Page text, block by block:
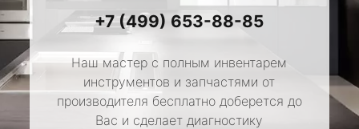
+7 (499) 653-88-85
Наш мастер с полным инвентарем
инструментов и запчастями от
производителя бесплатно доберется до
Вас и сделает диагностику